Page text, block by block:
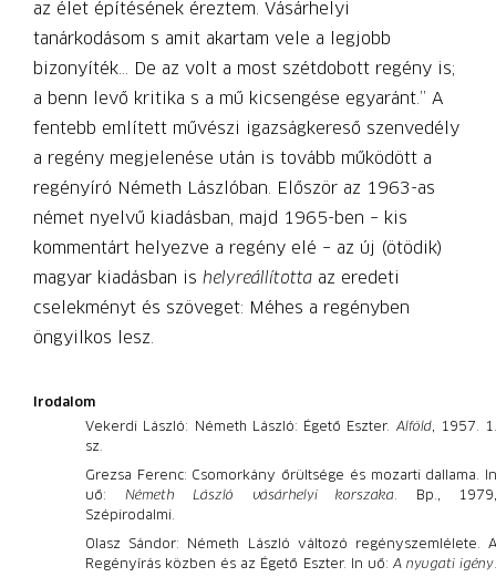
az élet építésének éreztem. Vásárhelyi
tanárkodásom s amit akartam vele a legjobb
bizonyíték… De az volt a most szétdobott regény is;
a benn levő kritika s a mű kicsengése egyaránt.” A
fentebb említett művészi igazságkereső szenvedély
a regény megjelenése után is tovább működött a
regényíró Németh Lászlóban. Először az 1963-as
német nyelvű kiadásban, majd 1965-ben – kis
kommentárt helyezve a regény elé – az új (ötödik)
magyar kiadásban is helyreállította az eredeti
cselekményt és szöveget: Méhes a regényben
öngyilkos lesz.
Irodalom
Vekerdi László: Németh László: Égető Eszter. Alföld, 1957. 1.
sz.
Grezsa Ferenc: Csomorkány őrültsége és mozarti dallama. In
uő: Németh László vásárhelyi korszaka. Bp., 1979,
Szépirodalmi.
Olasz Sándor: Németh László változó regényszemlélete. A
Regényírás közben és az Égető Eszter. In uő: A nyugati igény